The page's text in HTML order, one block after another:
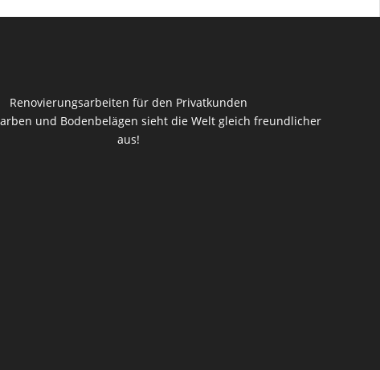
Renovierungsarbeiten für den Privatkunden
und Bodenbelägen sieht die Welt gleich freundlicher
aus!